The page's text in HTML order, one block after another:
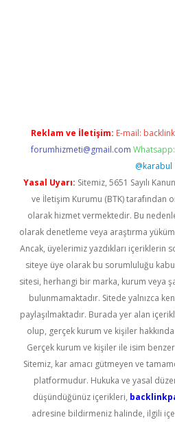
Reklam ve İletişim: E-mail:
forumhizmeti@gmail.com
@karabul
Yasal Uyarı: Sitemiz, 5651 Sayılı
ve İletişim Kurumu (BTK) tarafından
olarak hizmet vermektedir. Bu
olarak denetleme veya araştırma
Ancak, üyelerimiz yazdıkları içeriklerin
siteye üye olarak bu sorumluluğu
sitesi, herhangi bir marka, kurum veya
bulunmamaktadır. Sitede yalnızca
paylaşılmaktadır. Burada yer alan
olup, gerçek kurum ve kişiler
Gerçek kurum ve kişiler ile isim
Sitemiz, kar amacı gütmeyen ve
platformudur. Hukuka ve yasal
düşündüğünüz içerikleri,
adresine bildirmeniz halinde, ilgili